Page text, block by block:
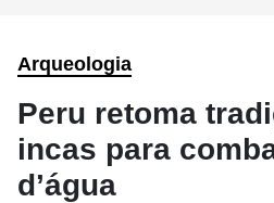
Arqueologia
Peru retoma
incas para
d’água